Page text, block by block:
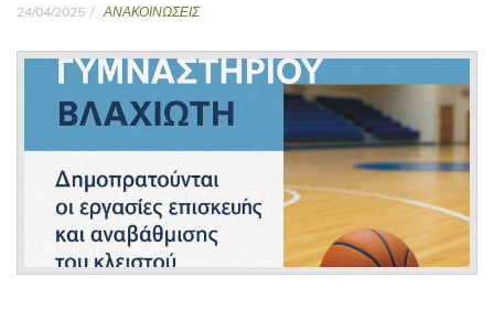
24/04/2025 ΑΝΑΚΟΙΝΩΣΕΙΣ